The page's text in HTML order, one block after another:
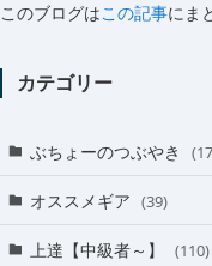
このブログはこの記事にま
カテゴリー
ぶちょーのつぶやき
オススメギア (39)
上達【中級者～】 (110)